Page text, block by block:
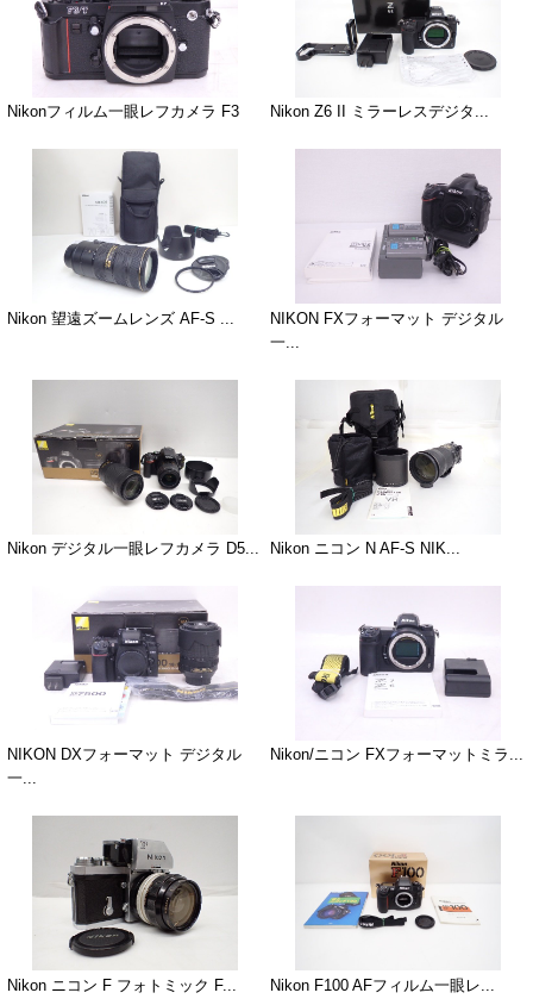
Nikonフィルム一眼レフカメラ F3 Nikon Z6 II ミラーレスデジタ...
Nikon 望遠ズームレンズ AF-S ...
NIKON FXフォーマット デジタル
一...
Nikon デジタル一眼レフカメラ D5... Nikon ニコン N AF-S NIK...
NIKON DXフォーマット デジタル
一...
Nikon/ニコン FXフォーマットミラ...
Nikon ニコン F フォトミック F... Nikon F100 AFフィルム一眼レ...